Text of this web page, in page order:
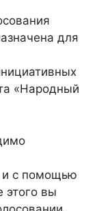
для
«Народный
и с помощью
этого вы